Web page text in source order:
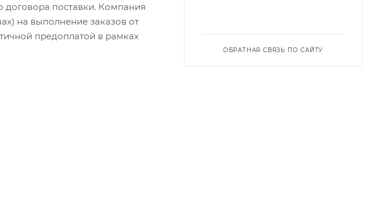
договора поставки. Компания
на выполнение заказов от
предоплатой в рамках
ОБРАТНАЯ СВЯЗЬ ПО САЙТУ